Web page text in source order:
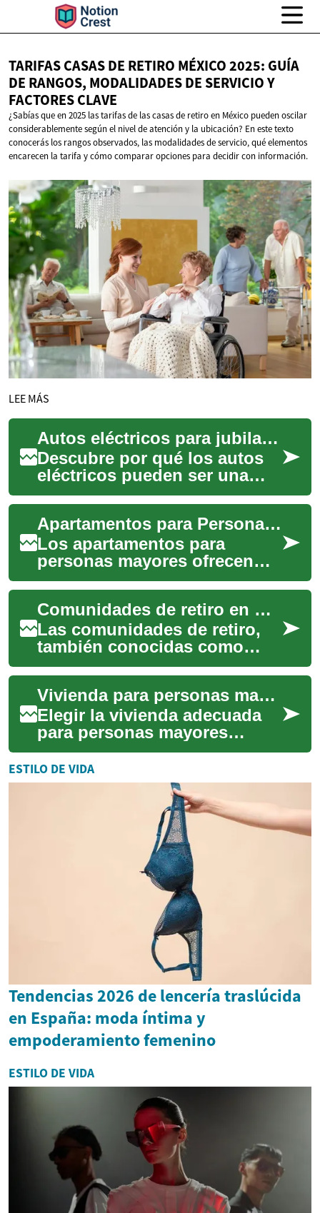
TARIFAS CASAS DE RETIRO MÉXICO 2025: GUÍA
DE RANGOS, MODALIDADES DE SERVICIO Y
FACTORES CLAVE
¿Sabías que en 2025 las tarifas de las casas de retiro en México pueden oscilar
considerablemente según el nivel de atención y la ubicación? En este texto
conocerás los rangos observados, las modalidades de servicio, qué elementos
encarecen la tarifa y cómo comparar opciones para decidir con información.
LEE MÁS
Autos eléctricos para jubilados en México: guía práctica
Descubre por qué los autos
eléctricos pueden ser una
opción inteligente para
jubilados en México. Ahorros
en combusti...
Apartamentos para Personas Mayores: Guía de vivienda de retiro
Los apartamentos para
personas mayores ofrecen
una alternativa de vivienda
pensada para seguridad,
comodidad y comuni...
Comunidades de retiro en México: vida, cuidados y salud
Las comunidades de retiro,
también conocidas como
retirement home en algunos
contextos, ofrecen un
entorno diseñado p...
Vivienda para personas mayores: guía de opciones clave
Elegir la vivienda adecuada
para personas mayores
implica valorar atención,
ambiente social, ubicación y
presupuesto....
ESTILO DE VIDA
Tendencias 2026 de lencería traslúcida
en España: moda íntima y
empoderamiento femenino
ESTILO DE VIDA